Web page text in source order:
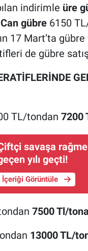
indirimle üre
Can gübre6150
17 Mart’ta
de gübre
TL/tondan 7200
savaşa
yılı geçti!
İçeriği Görüntüle
7500 Tl/tona
13000 TL/